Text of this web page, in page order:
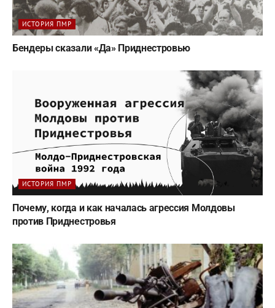
ИСТОРИЯ ПМР
Бендеры сказали «Да» Приднестровью
ИСТОРИЯ ПМР
Почему, когда и как началась агрессия Молдовы
против Приднестровья